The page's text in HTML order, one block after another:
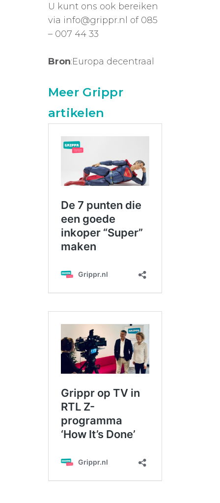
U kunt ons ook bereiken
via info@grippr.nl of 085
– 007 44 33
Bron:Europa decentraal
Meer Grippr
artikelen